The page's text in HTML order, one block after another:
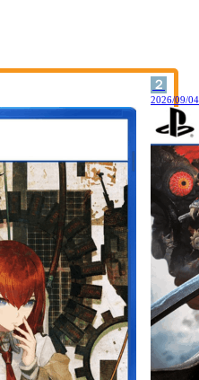
２
2026/09/